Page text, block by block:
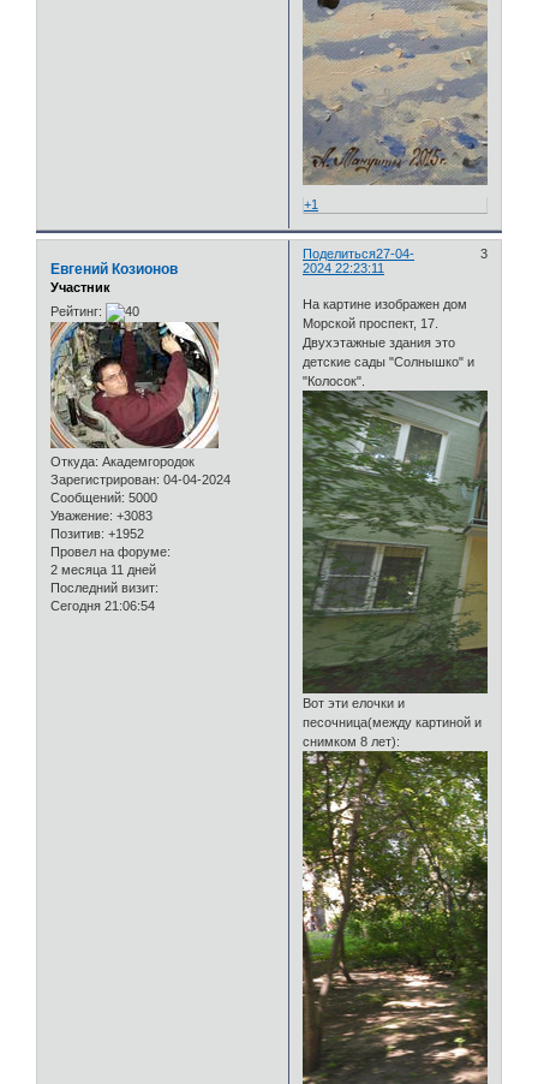
+1
Поделиться 3
27-04-
2024 22:23:11
Евгений Козионов
Участник
Рейтинг:
Откуда: Академгородок
Зарегистрирован: 04-04-2024
Сообщений: 5000
Уважение: +3083
Позитив: +1952
Провел на форуме:
2 месяца 11 дней
Последний визит:
Сегодня 21:06:54
На картине изображен дом
Морской проспект, 17.
Двухэтажные здания это
детские сады "Солнышко" и
"Колосок".
Вот эти елочки и
песочница(между картиной и
снимком 8 лет):